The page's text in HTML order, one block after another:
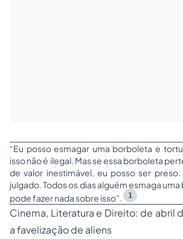
“Eu posso esmagar uma borboleta e
isso não é ilegal. Mas se essa borboleta
de valor inestimável, eu posso ser
julgado. Todos os dias alguém esmaga
pode fazer nada sobre isso”. 1
Cinema, Literatura e Direito: de abril
a favelização de aliens